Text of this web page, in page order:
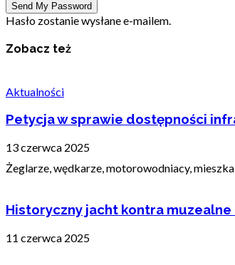
Hasło zostanie wysłane e-mailem.
Zobacz też
Aktualności
Petycja w sprawie dostępności
13 czerwca 2025
Żeglarze, wędkarze, motorowodniacy,
Historyczny jacht kontra muzealne
11 czerwca 2025